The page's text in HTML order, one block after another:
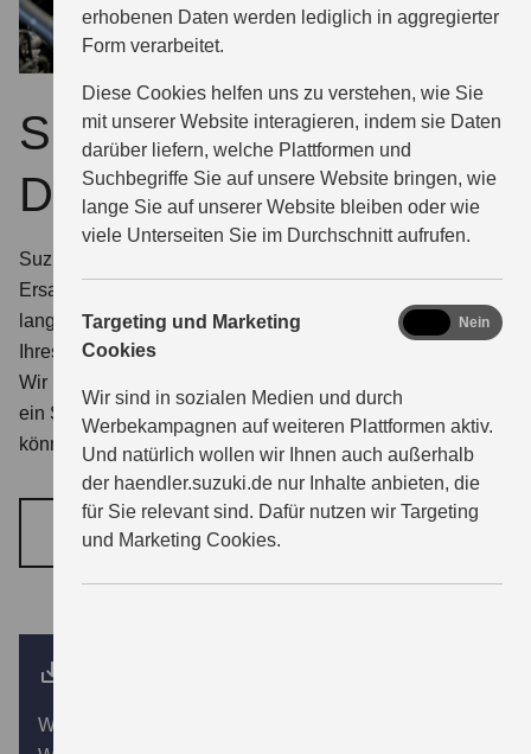
erhobenen Daten werden lediglich in aggregierter
Form verarbeitet.
Diese Cookies helfen uns zu verstehen, wie Sie
mit unserer Website interagieren, indem sie Daten
darüber liefern, welche Plattformen und
Suchbegriffe Sie auf unsere Website bringen, wie
lange Sie auf unserer Website bleiben oder wie
viele Unterseiten Sie im Durchschnitt aufrufen.
Targeting und Marketing
Cookies
Wir sind in sozialen Medien und durch
Werbekampagnen auf weiteren Plattformen aktiv.
Und natürlich wollen wir Ihnen auch außerhalb
der haendler.suzuki.de nur Inhalte anbieten, die
für Sie relevant sind. Dafür nutzen wir Targeting
und Marketing Cookies.
marketing
Nein
Suzuki Originalteile –
Die zahlen sich aus.
Suzuki pflegt hohe Qualitätsstandards - auch bei
Ersatzteilen. Suzuki Original Teile sind deswegen
langlebig und zuverlässig und tragen so zum Werterhalt
Ihres Fahrzeugs bei.
Wir nutzen für Ihren Suzuki Originalteile. Damit Ihr Suzuki
ein Suzuki bleibt, auf den Sie sich immer verlassen
können.
JETZT TERMIN VEREINBAREN
Wir beraten Sie bei der Auswahl der passenden